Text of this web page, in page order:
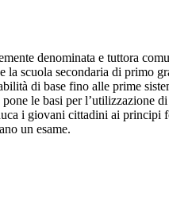
denominata e tuttora
scuola secondaria di
di base fino alle prime
le basi per
i giovani cittadini ai
un esame.